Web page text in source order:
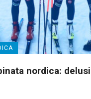
nordica: